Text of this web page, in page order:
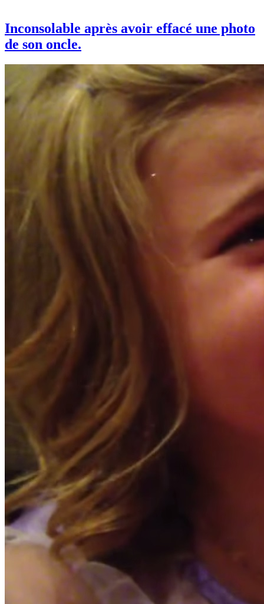
Inconsolable après avoir effacé une photo
de son oncle.